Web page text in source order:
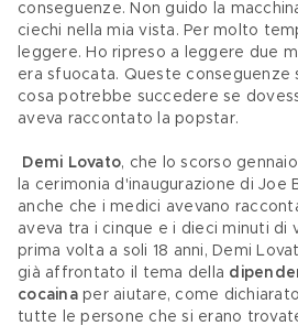
conseguenze. Non guido la
ciechi nella mia vista. Per molto
leggere. Ho ripreso a leggere due
era sfuocata. Queste conseguenze
cosa potrebbe succedere se
aveva raccontato la popstar.
Demi Lovato, che lo scorso
la cerimonia d'inaugurazione di Joe
anche che i medici avevano
aveva tra i cinque e i dieci minuti di
prima volta a soli 18 anni, Demi
già affrontato il tema della
cocaina per aiutare, come
tutte le persone che si erano